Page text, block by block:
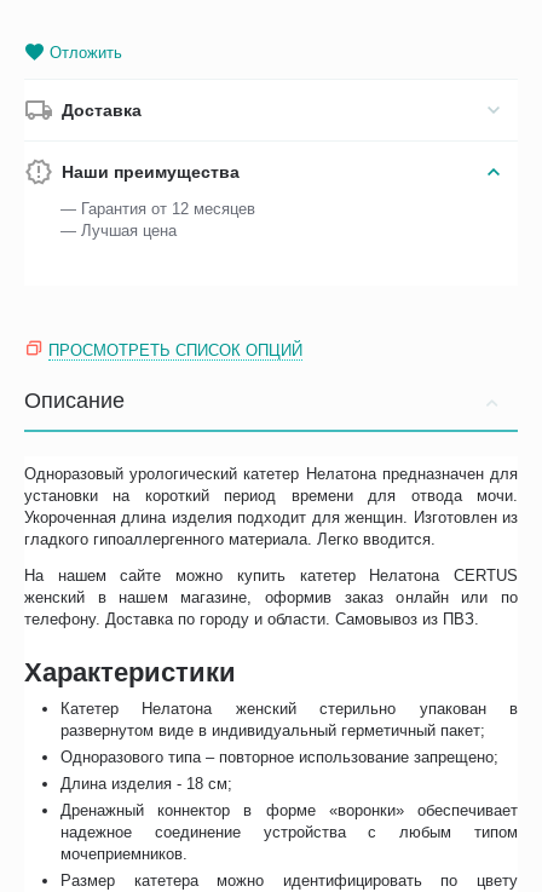
Отложить
Доставка
Наши преимущества
— Гарантия от 12 месяцев
— Лучшая цена
ПРОСМОТРЕТЬ СПИСОК ОПЦИЙ
Описание
Одноразовый урологический катетер Нелатона предназначен для
установки на короткий период времени для отвода мочи.
Укороченная длина изделия подходит для женщин. Изготовлен из
гладкого гипоаллергенного материала. Легко вводится.
На нашем сайте можно купить катетер Нелатона CERTUS
женский в нашем магазине, оформив заказ онлайн или по
телефону. Доставка по городу и области. Самовывоз из ПВЗ.
Характеристики
Катетер Нелатона женский стерильно упакован в
развернутом виде в индивидуальный герметичный пакет;
Одноразового типа – повторное использование запрещено;
Длина изделия - 18 см;
Дренажный коннектор в форме «воронки» обеспечивает
надежное соединение устройства с любым типом
мочеприемников.
Размер катетера можно идентифицировать по цвету